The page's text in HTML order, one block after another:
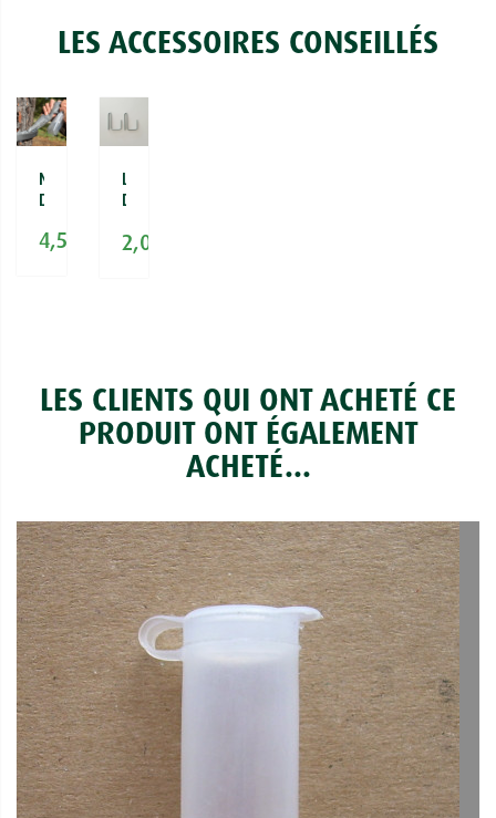
LES ACCESSOIRES CONSEILLÉS
MASTIC
D'ÉTANCHÉITÉ
4,51 €
LOT
DE
CROCHETS
2,08 €
LES CLIENTS QUI ONT ACHETÉ CE
PRODUIT ONT ÉGALEMENT
ACHETÉ...